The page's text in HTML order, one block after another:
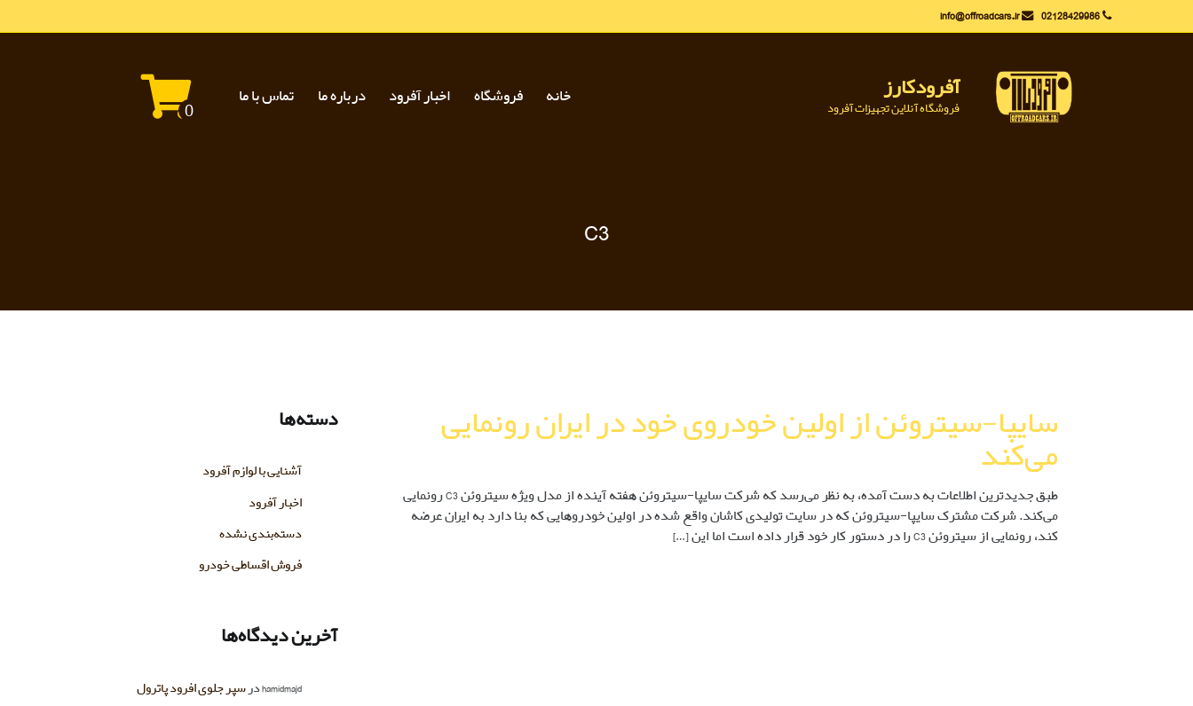
to
02128429986
info@offroadcars.ir
آفرودکارز
فروشگاه آنلاین تجهیزات آفرود
خانه فروشگاه اخبار آفرود درباره ما تماس با ما 0
C3
سایپا-سیتروئن از اولین خودروی خود در ایران رونمایی
می‌کند
طبق جدیدترین اطلاعات به دست آمده، به نظر می‌رسد که شرکت سایپا-سیتروئن هفته آینده از مدل ویژه سیتروئن C3 رونمایی
می‌کند. شرکت مشترک سایپا-سیتروئن که در سایت تولیدی کاشان واقع شده در اولین خودروهایی که بنا دارد به ایران عرضه
کند، رونمایی از سیتروئن C3 را در دستور کار خود قرار داده است اما این […]
دسته‌ها
آشنایی با لوازم آفرود
اخبار آفرود
دسته‌بندی نشده
فروش اقساطی خودرو
آخرین دیدگاه‌ها
hamidmajdدرسپر جلوی افرود پاترول